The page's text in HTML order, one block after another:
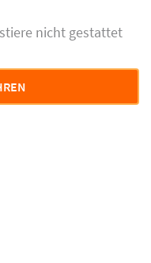
nicht gestattet